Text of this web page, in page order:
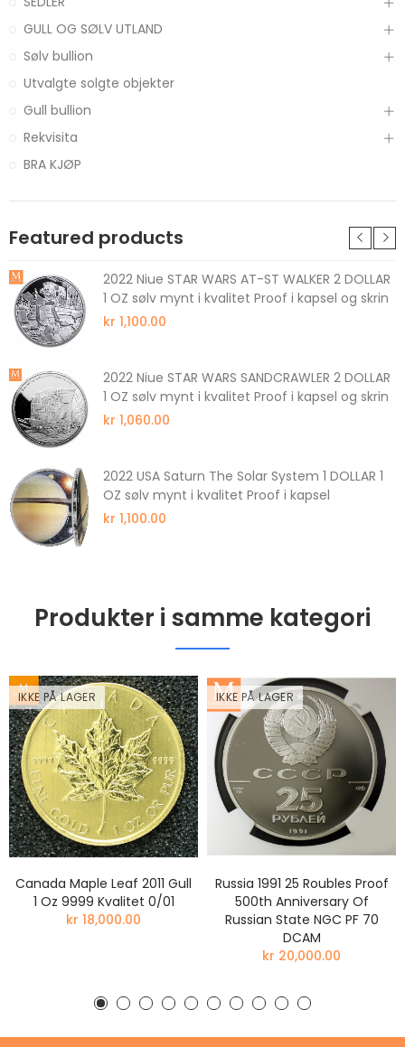
GULL OG SØLV UTLAND
Sølv bullion
Utvalgte solgte objekter
Gull bullion
Rekvisita
BRA KJØP
Featured products
2022 Niue STAR WARS AT-ST WALKER 2 DOLLAR
1 OZ sølv mynt i kvalitet Proof i kapsel og skrin
kr 1,100.00
2022 Niue STAR WARS SANDCRAWLER 2 DOLLAR
1 OZ sølv mynt i kvalitet Proof i kapsel og skrin
kr 1,060.00
2022 USA Saturn The Solar System 1 DOLLAR 1
OZ sølv mynt i kvalitet Proof i kapsel
kr 1,100.00
Produkter i samme kategori
IKKE PÅ LAGER
Canada Maple Leaf 2011 Gull
1 Oz 9999 Kvalitet 0/01
kr 18,000.00
IKKE PÅ LAGER
Russia 1991 25 Roubles Proof
500th Anniversary Of
Russian State NGC PF 70
DCAM
kr 20,000.00